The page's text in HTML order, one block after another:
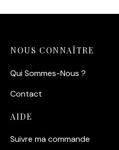
NOUS CONNAÎTRE
Qui Sommes-Nous ?
Contact
AIDE
Suivre ma commande